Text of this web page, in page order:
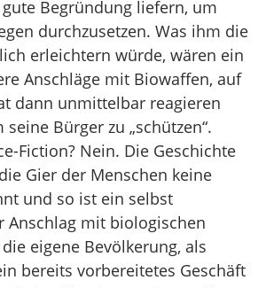
Begründung liefern, um
durchzusetzen. Was ihm die
erleichtern würde, wären ein
Anschläge mit Biowaffen, auf
dann unmittelbar reagieren
seine Bürger zu „schützen“.
Fiction? Nein. Die Geschichte
Gier der Menschen keine
und so ist ein selbst
Anschlag mit biologischen
eigene Bevölkerung, als
bereits vorbereitetes Geschäft